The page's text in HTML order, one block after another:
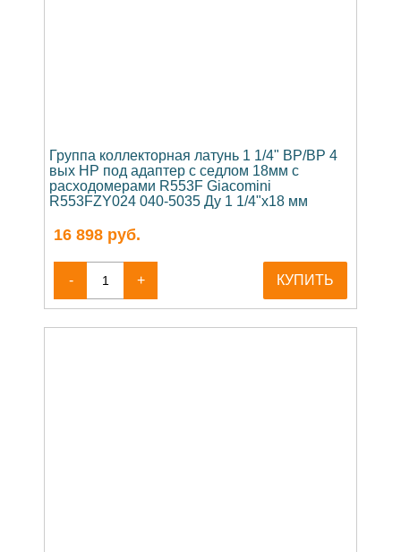
Группа коллекторная латунь 1 1/4" ВР/ВР 4
вых НР под адаптер с седлом 18мм с
расходомерами R553F Giacomini
R553FZY024 040-5035 Ду 1 1/4"х18 мм
16 898 руб.
- + КУПИТЬ